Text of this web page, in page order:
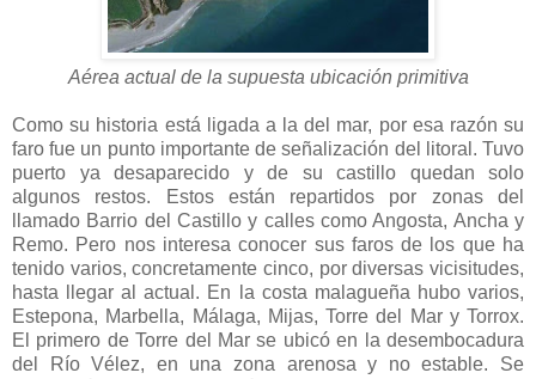
Aérea actual de la supuesta ubicación primitiva
Como su historia está ligada a la del mar, por esa razón su
faro fue un punto importante de señalización del litoral. Tuvo
puerto ya desaparecido y de su castillo quedan solo
algunos restos. Estos están repartidos por zonas del
llamado Barrio del Castillo y calles como Angosta, Ancha y
Remo. Pero nos interesa conocer sus faros de los que ha
tenido varios, concretamente cinco, por diversas vicisitudes,
hasta llegar al actual. En la costa malagueña hubo varios,
Estepona, Marbella, Málaga, Mijas, Torre del Mar y Torrox.
El primero de Torre del Mar se ubicó en la desembocadura
del Río Vélez, en una zona arenosa y no estable. Se